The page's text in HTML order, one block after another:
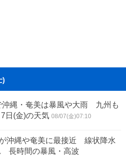
)
沖縄・奄美は暴風や大雨 九州も
日(金)の天気 08/07(金)07:10
沖縄や奄美に最接近 線状降水
長時間の暴風・高波